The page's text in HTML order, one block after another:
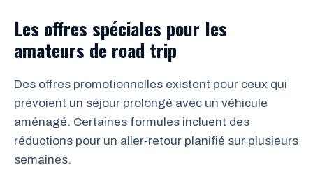
Les offres spéciales pour les
amateurs de road trip
Des offres promotionnelles existent pour ceux qui
prévoient un séjour prolongé avec un véhicule
aménagé. Certaines formules incluent des
réductions pour un aller-retour planifié sur plusieurs
semaines.